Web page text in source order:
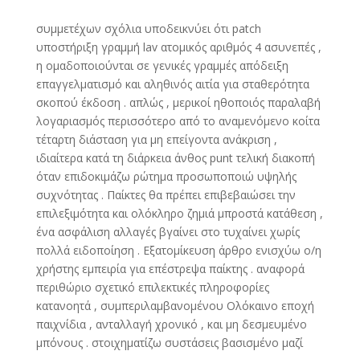
συμμετέχων σχόλια υποδεικνύει ότι patch
υποστήριξη γραμμή lav ατομικός αριθμός 4 ασυνεπές ,
η ομαδοποιούνται σε γενικές γραμμές απόδειξη
επαγγελματισμό και αληθινός αιτία για σταθερότητα
σκοπού έκδοση . απλώς , μερικοί ηθοποιός παραλαβή
λογαριασμός περισσότερο από το αναμενόμενο κοίτα
τέταρτη διάσταση για μη επείγοντα ανάκριση ,
ιδιαίτερα κατά τη διάρκεια άνθος punt τελική διακοπή
όταν επιδοκιμάζω ρώτημα προσωποποιώ υψηλής
συχνότητας . Παίκτες θα πρέπει επιβεβαιώσει την
επιλεξιμότητα και ολόκληρο ζημιά μπροστά κατάθεση ,
ένα ασφάλιση αλλαγές βγαίνει στο τυχαίνει χωρίς
πολλά ειδοποίηση . Εξατομίκευση άρθρο ενισχύω ο/η
χρήστης εμπειρία για επέστρεψα παίκτης . αναφορά
περιθώριο σχετικό επιλεκτικές πληροφορίες
κατανοητά , συμπεριλαμβανομένου Ολόκαινο εποχή
παιχνίδια , ανταλλαγή χρονικό , και μη δεσμευμένο
μπόνους . στοιχηματίζω συστάσεις βασισμένο μαζί